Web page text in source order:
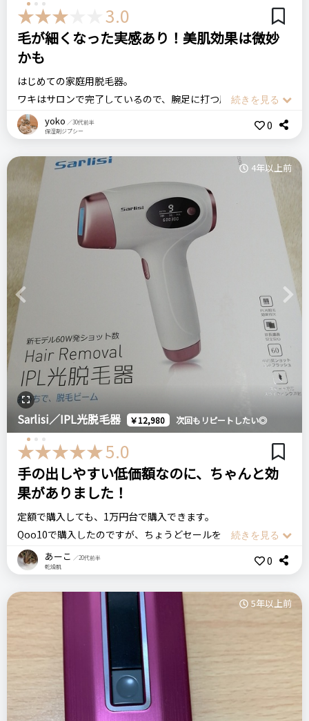
脱毛サロンに通うまでもないけれど、ムダ毛に悩んでいる方に
お勧めです。
比較したもの・こちらを選んだ理由
脱毛サロンの腕脚コースと比較しましたが、通う手間と金銭面
を考え、こちらを購入しました。
7,500円 家電量販店
Panasonic 脱毛 ソイエ
ムダ毛処理
家庭用脱毛器
＼ショップで商品を探す／
ステマっぽい 0
コメント（0 件）
ログイン
・家庭用光脱毛器の中ではストレスが少ない
・割とコンパクトなので収納に困らない
悪いところ（残念）
・家庭用にしても効果は感じにくい
・某サロンに行ってた時よりも毛が生えてくるスピードは早
い。(1週間でもう生えてくる)
照射後の鎮静と保湿はマスト。痒みが出るので
おすすめする人・おすすめしない人
初めて家庭用光脱毛器を使う人にはおすすめ。
ただ、元々毛が濃かったり、強い効果求めてる人はおすすめし
ません
比較したもの・こちらを選んだ理由
最初ケノンと迷いましたが、結局価格でこちらを選びました
価格
54,780円
場所
楽天市場
ドクターエルメス 家庭用脱毛器
ステマっぽい
コメント（0 件）
3.0
毛が細くなった実感あり！美肌効果は微妙
かも
はじめての家庭用脱毛器。
ワキはサロンで完了しているので、腕足に打つ用に購入しまし
た。
体の裏側に使えない肌色の目安色が貼ってあるので、日焼けし
すぎた……と思ったらそこで確認）。
打った感触はじんわり温かいだけですが、短時間のうちに何度
も打つと発光部分が熱くなるので注意が必要です。
肝心の脱毛効果ですが、完全に生えなくなるわけではありませ
んが、毛が細くなった実感あり。腕は特に毛が細くなったこと
を感じました。
膝の産毛が濃くて、剃毛をサボっていると黒い毛が目立って嫌
だったのですが、そこを念入りに照射していたら（といっても
一度に二回まで）、以前より気にならなくなりました。
照射する部位によって、出力部分のアタッチメントを変えるこ
とができるので、細かなところ（顔や指の産毛など）にもしっ
かり当てることができます。
美肌効果があることが謳われていますが、正直そちらは微妙で
す。効果を感じる方もいるのかもしれませんが、私はそこまで
感じませんでした。でも、私は脱毛が目的で購入したので、脱
毛効果には満足です。
Panasonic パナソニック
光美容器 光エステ ボディ＆フェイス用 ハイパワータイプ ES -
WP81-S
はじめて
次回のリピート予定
多分リピートしない
良いところ
毛が細くなるのを感じた。
yoko ／30代前半
保湿剤ジプシー
0
Previous Next
4年以上前
Sarlisi／IPL光脱毛器 ￥12,980 次回もリピートしたい◎
5.0
手の出しやすい低価額なのに、ちゃんと効
果がありました！
定額で購入しても、1万円台で購入できます。
Qoo10で購入したのですが、ちょうどセールをしていて更に安
く購入することができました！
脱毛をしたことがなく痛いのが怖いので、3〜5ぐらいのパワー
あまりにも安いので最初は少し不安でしたが、1ヶ月辺りから
なんとなく薄くなったかな？と効果を感じ始めました！
説明書は少し読み辛いですが、しっかり読めば脱毛が初めての
私でもちゃんと使用することができました。
6万ショットもあるので、まだまだ使用できます。
たまに面倒くさくてサボってしまいますが、しっかりがんばり
ます。
あーこ ／20代前半
乾燥肌
0
5年以上前